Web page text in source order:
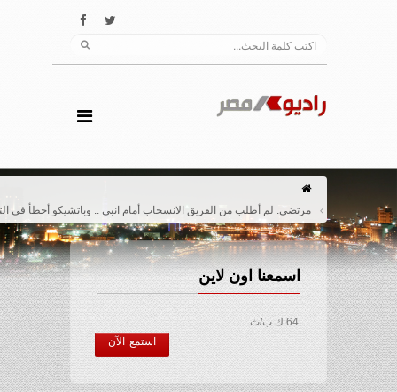
مرتضى: لم أطلب من الفريق الانسحاب أمام انبى .. وباتشيكو أخطأ في التشكيل
اسمعنا اون لاين
64 ك ب/ث
استمع الآن